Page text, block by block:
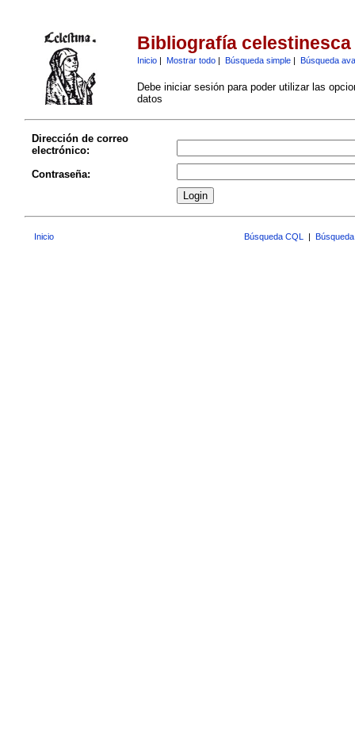
Bibliografía celestinesca
Inicio| Mostrar todo| Búsqueda simple| Búsqueda
Debe iniciar sesión para poder utilizar las
datos
Dirección de correo
electrónico:
Contraseña:
Inicio Búsqueda CQL |